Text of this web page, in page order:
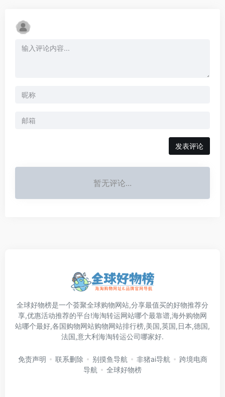
发表评论
暂无评论...
全球好物榜是一个荟聚全球购物网站,分享最值买的好物推荐分
享,优惠活动推荐的平台!海淘转运网站哪个最靠谱,海外购物网
站哪个最好,各国购物网站购物网站排行榜,美国,英国,日本,德国,
法国,意大利海淘转运公司哪家好.
免责声明 联系删除 别摸鱼导航 非猪ai导航
跨境电商
导航
全球好物榜